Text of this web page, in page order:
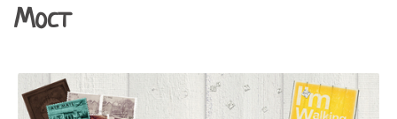
Мост